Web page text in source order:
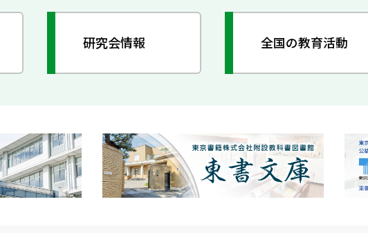
研究会情報 全国の教育活動